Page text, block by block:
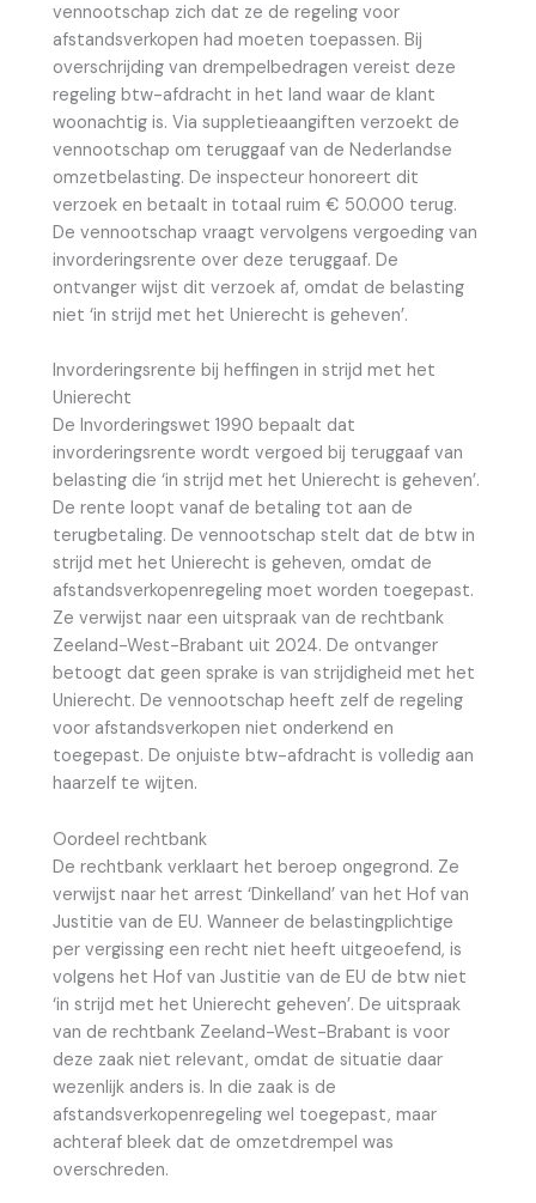
vennootschap zich dat ze de regeling voor
afstandsverkopen had moeten toepassen. Bij
overschrijding van drempelbedragen vereist deze
regeling btw-afdracht in het land waar de klant
woonachtig is. Via suppletieaangiften verzoekt de
vennootschap om teruggaaf van de Nederlandse
omzetbelasting. De inspecteur honoreert dit
verzoek en betaalt in totaal ruim € 50.000 terug.
De vennootschap vraagt vervolgens vergoeding van
invorderingsrente over deze teruggaaf. De
ontvanger wijst dit verzoek af, omdat de belasting
niet ‘in strijd met het Unierecht is geheven’.
Invorderingsrente bij heffingen in strijd met het
Unierecht
De Invorderingswet 1990 bepaalt dat
invorderingsrente wordt vergoed bij teruggaaf van
belasting die ‘in strijd met het Unierecht is geheven’.
De rente loopt vanaf de betaling tot aan de
terugbetaling. De vennootschap stelt dat de btw in
strijd met het Unierecht is geheven, omdat de
afstandsverkopenregeling moet worden toegepast.
Ze verwijst naar een uitspraak van de rechtbank
Zeeland-West-Brabant uit 2024. De ontvanger
betoogt dat geen sprake is van strijdigheid met het
Unierecht. De vennootschap heeft zelf de regeling
voor afstandsverkopen niet onderkend en
toegepast. De onjuiste btw-afdracht is volledig aan
haarzelf te wijten.
Oordeel rechtbank
De rechtbank verklaart het beroep ongegrond. Ze
verwijst naar het arrest ‘Dinkelland’ van het Hof van
Justitie van de EU. Wanneer de belastingplichtige
per vergissing een recht niet heeft uitgeoefend, is
volgens het Hof van Justitie van de EU de btw niet
‘in strijd met het Unierecht geheven’. De uitspraak
van de rechtbank Zeeland-West-Brabant is voor
deze zaak niet relevant, omdat de situatie daar
wezenlijk anders is. In die zaak is de
afstandsverkopenregeling wel toegepast, maar
achteraf bleek dat de omzetdrempel was
overschreden.